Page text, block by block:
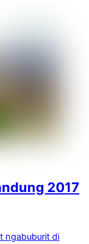
2017
ngabuburit di